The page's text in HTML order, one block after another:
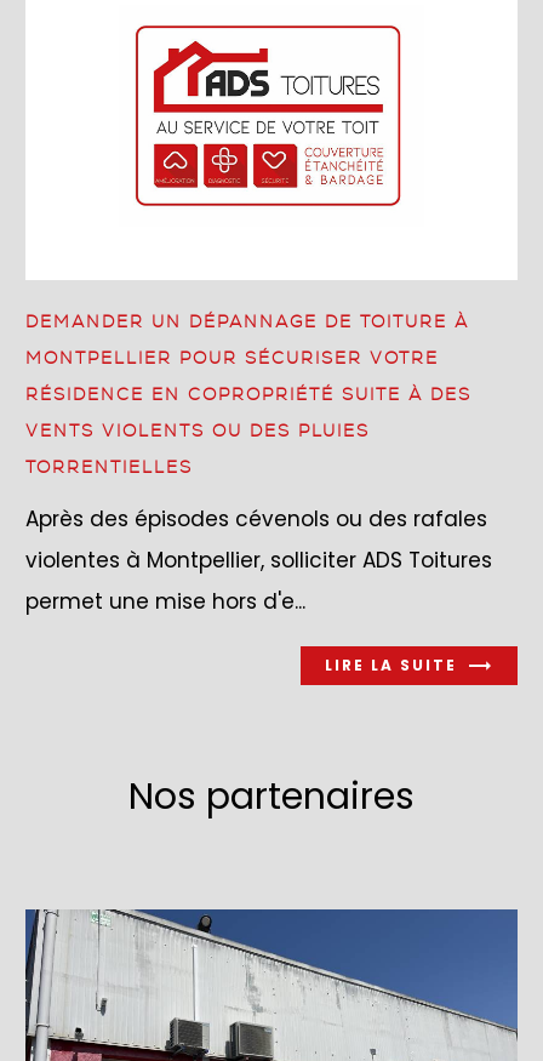
DEMANDER UN DÉPANNAGE DE TOITURE À
MONTPELLIER POUR SÉCURISER VOTRE
RÉSIDENCE EN COPROPRIÉTÉ SUITE À DES
VENTS VIOLENTS OU DES PLUIES
TORRENTIELLES
Après des épisodes cévenols ou des rafales
violentes à Montpellier, solliciter ADS Toitures
permet une mise hors d'e...
LIRE LA SUITE
Nos partenaires